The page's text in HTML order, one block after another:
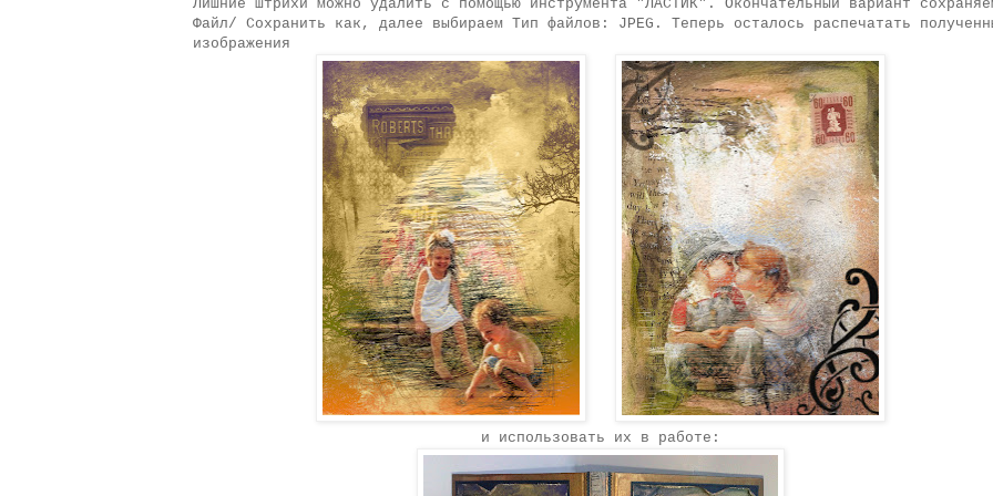
Лишние штрихи можно удалить с помощью инструмента "ЛАСТИК". Окончательный вариант
Файл/ Сохранить как, далее выбираем Тип файлов: JPEG. Теперь осталось распечатать
изображения
и использовать их в работе: